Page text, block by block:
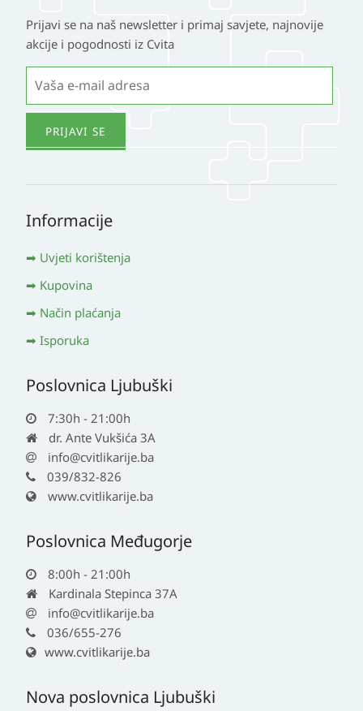
Prijavi se na naš newsletter i primaj savjete, najnovije
akcije i pogodnosti iz Cvita
Informacije
Uvjeti korištenja
Kupovina
Način plaćanja
Isporuka
Poslovnica Ljubuški
7:30h - 21:00h
dr. Ante Vukšića 3A
info@cvitlikarije.ba
039/832-826
www.cvitlikarije.ba
Poslovnica Međugorje
8:00h - 21:00h
Kardinala Stepinca 37A
info@cvitlikarije.ba
036/655-276
www.cvitlikarije.ba
Nova poslovnica Ljubuški